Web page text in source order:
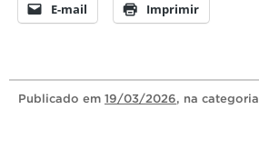
E-mail Imprimir
Publicado em 19/03/2026, na categoria